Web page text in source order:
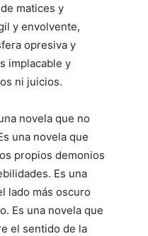
matices y
y envolvente,
opresiva y
implacable y
ni juicios.
novela que no
una novela que
propios demonios
Es una
lado más oscuro
Es una novela que
el sentido de la